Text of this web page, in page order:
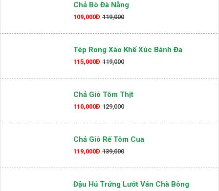
Chả Bò Đà Nẵng
109,000Đ 119,000
Tép Rong Xào Khế Xúc Bánh Đa
115,000Đ 119,000
Chả Giò Tôm Thịt
110,000Đ 129,000
Chả Giò Rế Tôm Cua
119,000Đ 139,000
Đậu Hủ Trứng Lướt Ván Chà Bông